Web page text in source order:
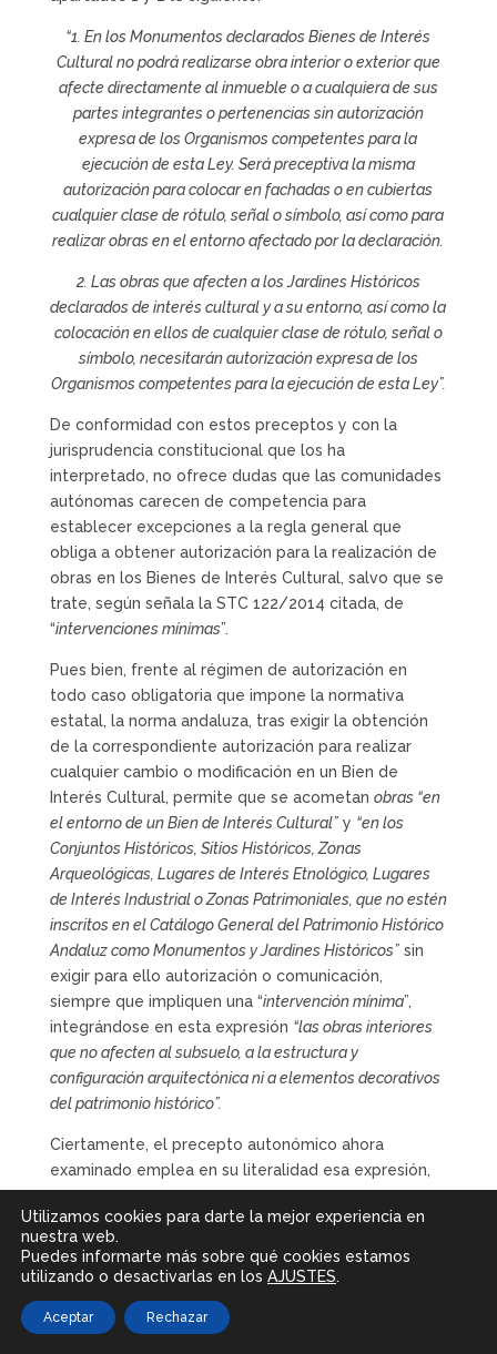
“1. En los Monumentos declarados Bienes de Interés
Cultural no podrá realizarse obra interior o exterior que
afecte directamente al inmueble o a cualquiera de sus
partes integrantes o pertenencias sin autorización
expresa de los Organismos competentes para la
ejecución de esta Ley. Será preceptiva la misma
autorización para colocar en fachadas o en cubiertas
cualquier clase de rótulo, señal o símbolo, así como para
realizar obras en el entorno afectado por la declaración.
2. Las obras que afecten a los Jardines Históricos
declarados de interés cultural y a su entorno, así como la
colocación en ellos de cualquier clase de rótulo, señal o
símbolo, necesitarán autorización expresa de los
Organismos competentes para la ejecución de esta Ley”.
De conformidad con estos preceptos y con la
jurisprudencia constitucional que los ha
interpretado, no ofrece dudas que las comunidades
autónomas carecen de competencia para
establecer excepciones a la regla general que
obliga a obtener autorización para la realización de
obras en los Bienes de Interés Cultural, salvo que se
trate, según señala la STC 122/2014 citada, de
“intervenciones mínimas”.
Pues bien, frente al régimen de autorización en
todo caso obligatoria que impone la normativa
estatal, la norma andaluza, tras exigir la obtención
de la correspondiente autorización para realizar
cualquier cambio o modificación en un Bien de
Interés Cultural, permite que se acometan obras “en
el entorno de un Bien de Interés Cultural”y “en los
Conjuntos Históricos, Sitios Históricos, Zonas
Arqueológicas, Lugares de Interés Etnológico, Lugares
de Interés Industrial o Zonas Patrimoniales, que no estén
inscritos en el Catálogo General del Patrimonio Histórico
Andaluz como Monumentos y Jardines Históricos”sin
exigir para ello autorización o comunicación,
siempre que impliquen una “intervención mínima”,
integrándose en esta expresión “las obras interiores
que no afecten al subsuelo, a la estructura y
configuración arquitectónica ni a elementos decorativos
del patrimonio histórico”.
Ciertamente, el precepto autonómico ahora
examinado emplea en su literalidad esa expresión,
que es precisamente la que el Tribunal
Constitucional utiliza para permitir a contrario sensu
que pueda obviarse el requisito de la autorización
normalmente exigida y que puede identificarse,
según se infiere de la jurisprudencia expuesta, con
aquellas obras que no afectan directa ni
Utilizamos cookies para darte la mejor experiencia en
nuestra web.
Puedes informarte más sobre qué cookies estamos
utilizando o desactivarlas en los AJUSTES.
Aceptar Rechazar